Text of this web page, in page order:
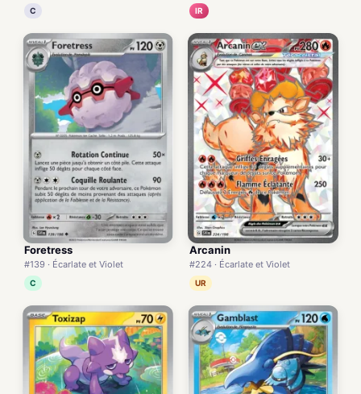
C IR
Foretress
#139 · Écarlate et Violet
C
Arcanin
#224 · Écarlate et Violet
UR